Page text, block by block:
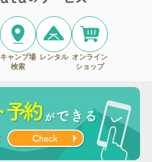
キャンプ場
検索
レンタル オンライン
ショップ